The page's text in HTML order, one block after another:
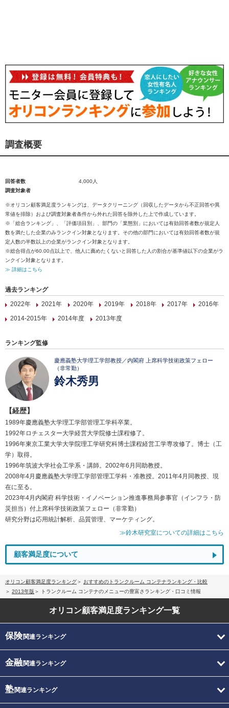
調査概要
回答者数
4,000人
調査対象者
※オリコン顧客満足度ランキングは、データクリーニング（回収したデータから不正回答や異
常値を排除）および調査対象者条件から外れた回答を除外した上で作成しています。
※「総合ランキング」、「評価項目別」、部門の「業態別」においては有効回答者数が規定人
数を満たした企業のみランクイン対象となります。その他の部門においては有効回答者数が規
定人数の半数以上の企業がランクイン対象となります。
※総合得点が60.00点以上で、他人に薦めたくないと回答した人の割合が基準値以下の企業がラ
ンクイン対象となります。
≫ 詳細はこちら
過去ランキング
2022年
2021年 2020年 2019年 2018年 2017年
2016年
2014-2015年
2014年度 2013年度
ランキング監修
慶應義塾大学理工学部教授／内閣府 上席科学技術政策フェロー
（非常勤）
鈴木秀男
【経歴】
1989年慶應義塾大学理工学部管理工学科卒業。
1992年ロチェスター大学経営大学院修士課程修了。
1996年東京工業大学大学院理工学研究科博士課程経営工学専攻修了。博士（工
学）取得。
1996年筑波大学社会工学系・講師。2002年6月同助教授。
2008年4月慶應義塾大学理工学部管理工学科・准教授。2011年4月同教授、現
在に至る。
2023年4月内閣府 科学技術・イノベーション推進事務局参事官（インフラ・防
災担当）付上席科学技術政策フェロー（非常勤）
研究分野は応用統計解析、品質管理、マーケティング。
≫鈴木研究室についての詳細はこちら
顧客満足度について
オリコン顧客満足度ランキング
おすすめのトランクルーム コンテナランキング・比較
2013年版
トランクルーム コンテナのメニューの豊富さランキング・口コミ情報
オリコン顧客満足度ランキング一覧
保険関連ランキング
金融関連ランキング
塾関連ランキング